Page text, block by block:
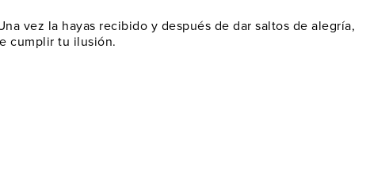
vez la hayas recibido y después de dar saltos de alegría,
cumplir tu ilusión.